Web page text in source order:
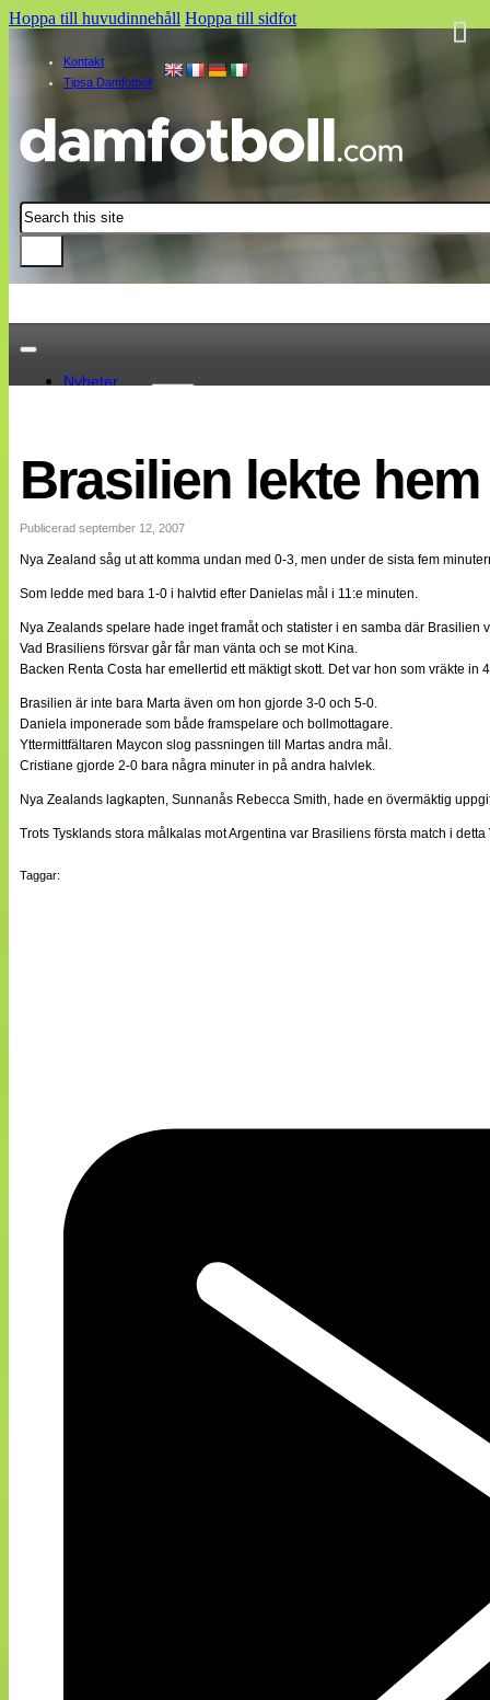
Hoppa till huvudinnehåll Hoppa till sidfot
Kontakt
Tipsa Damfotboll
Sök
Nyheter
Landslaget
EM 2013
Internationellt
Bildreportage
Bloggar
Lagen
Cuper
Medlemsbilder
Till klubbkassan
Split vision
Om oss
Annonsera
Tipsa Damfotboll
Kontakt
Brasilien lekte hem
Publicerad september 12, 2007
Nya Zealand såg ut att komma undan med 0-3, men under de sista fem
Som ledde med bara 1-0 i halvtid efter Danielas mål i 11:e minuten.
Nya Zealands spelare hade inget framåt och statister i en samba där Brasilien
Vad Brasiliens försvar går får man vänta och se mot Kina.
Backen Renta Costa har emellertid ett mäktigt skott. Det var hon som vräkte in
Brasilien är inte bara Marta även om hon gjorde 3-0 och 5-0.
Daniela imponerade som både framspelare och bollmottagare.
Yttermittfältaren Maycon slog passningen till Martas andra mål.
Cristiane gjorde 2-0 bara några minuter in på andra halvlek.
Nya Zealands lagkapten, Sunnanås Rebecca Smith, hade en övermäktig
Trots Tysklands stora målkalas mot Argentina var Brasiliens första match i
Taggar: